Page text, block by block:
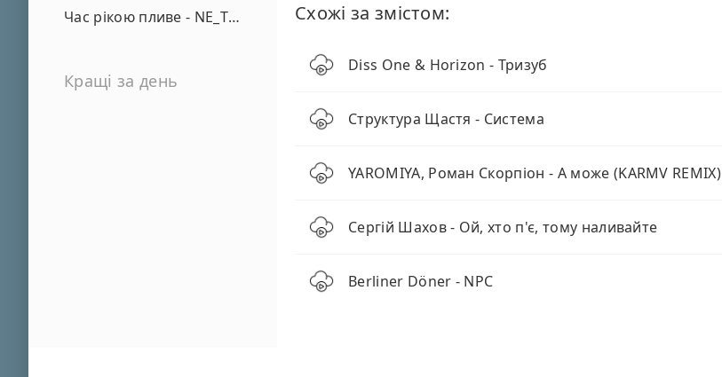
Час рікою пливе - NE_TVOYA_MRIYA
Кращі за день
Схожі за змістом:
Diss One & Horizon - Тризуб
Структура Щастя - Система
YAROMIYA, Роман Скорпіон - А може (KARMV REMIX)
Сергій Шахов - Ой, хто п'є, тому наливайте
Berliner Döner - NPC